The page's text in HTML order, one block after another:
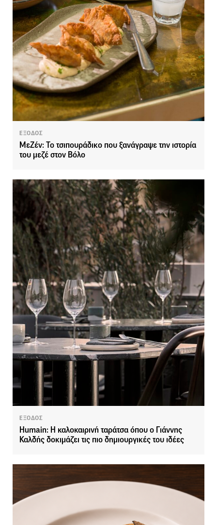
ΕΞΟΔΟΣ
ΜεΖέν: Το τσιπουράδικο που ξανάγραψε την ιστορία
του μεζέ στον Βόλο
ΕΞΟΔΟΣ
Humain: Η καλοκαιρινή ταράτσα όπου ο Γιάννης
Καλδής δοκιμάζει τις πιο δημιουργικές του ιδέες